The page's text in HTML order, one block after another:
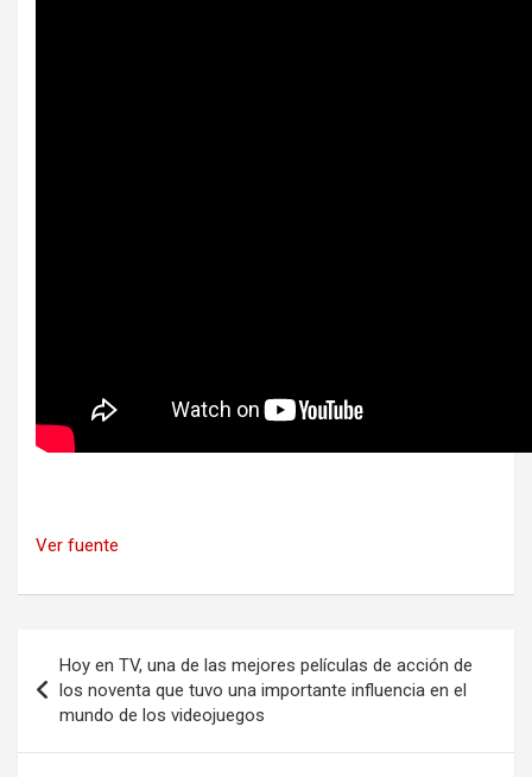
Ver fuente
de
entradas
Hoy en TV, una de las mejores películas de acción de
los noventa que tuvo una importante influencia en el
mundo de los videojuegos